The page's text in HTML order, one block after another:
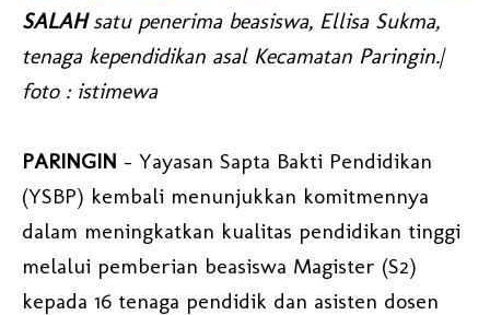
SALAHsatu penerima beasiswa, Ellisa Sukma,
tenaga kependidikan asal Kecamatan Paringin.|
foto : istimewa
PARINGIN - Yayasan Sapta Bakti Pendidikan
(YSBP) kembali menunjukkan komitmennya
dalam meningkatkan kualitas pendidikan tinggi
melalui pemberian beasiswa Magister (S2)
kepada 16 tenaga pendidik dan asisten dosen